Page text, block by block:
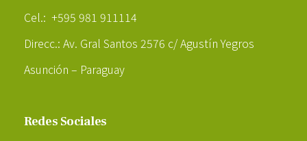
Cel.: +595 981 911114
Direcc.: Av. Gral Santos 2576 c/ Agustín Yegros
Asunción – Paraguay
Redes Sociales